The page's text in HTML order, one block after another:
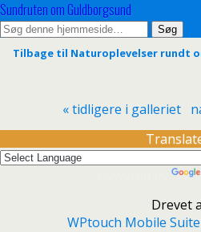
Sundruten om Guldborgsund
Tilbage til Naturoplevelser rundt
« tidligere i galleriet
Drevet
WPtouch Mobile